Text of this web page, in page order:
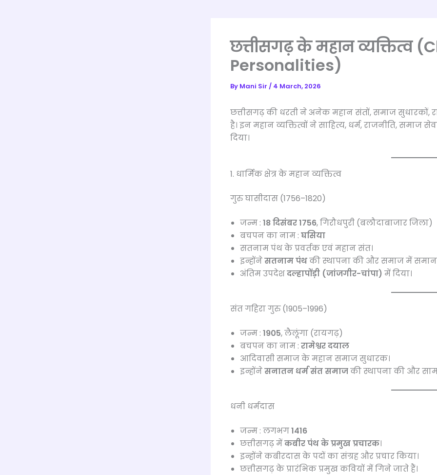
छत्तीसगढ़ के महान व्यक्तित्व
Personalities)
By Mani Sir / 4 March, 2026
छत्तीसगढ़ की धरती ने अनेक महान संतों, समाज सुधारकों,
है। इन महान व्यक्तित्वों ने साहित्य, धर्म, राजनीति, समाज
दिया।
1. धार्मिक क्षेत्र के महान व्यक्तित्व
गुरु घासीदास (1756–1820)
जन्म : 18 दिसंबर 1756, गिरौधपुरी (बलौदाबाजार जिला)
बचपन का नाम : घसिया
सतनाम पंथ के प्रवर्तक एवं महान संत।
इन्होंनेसतनाम पंथकी स्थापना की और समाज में
अंतिम उपदेशदल्हापोंड़ी (जांजगीर-चांपा) में दिया।
संत गहिरा गुरु (1905–1996)
जन्म : 1905, लैलूंगा (रायगढ़)
बचपन का नाम : रामेश्वर दयाल
आदिवासी समाज के महान समाज सुधारक।
इन्होंनेसनातन धर्म संत समाजकी स्थापना की और
धनी धर्मदास
जन्म : लगभग1416
छत्तीसगढ़ मेंकबीर पंथ के प्रमुख प्रचारक।
इन्होंने कबीरदास के पदों का संग्रह और प्रचार किया।
छत्तीसगढ़ के प्रारंभिक प्रमुख कवियों में गिने जाते हैं।